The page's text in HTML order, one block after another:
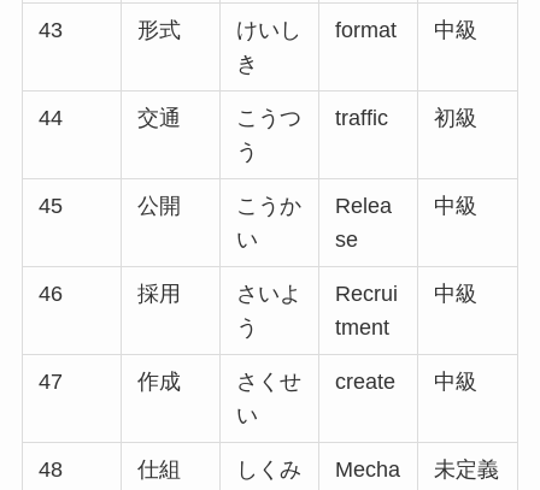
43 形式
けいし
き
format 中級
44 交通
こうつ
う
traffic 初級
45 公開
こうか
い
Relea
se
中級
46 採用
さいよ
う
Recrui
tment
中級
47 作成
さくせ
い
create 中級
48 仕組 しくみ
Mecha
未定義